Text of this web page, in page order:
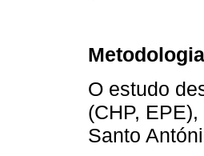
Metodologia
O estudo
(CHP,
Santo